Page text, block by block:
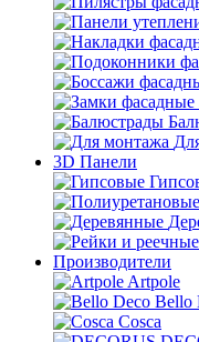
3D Панели
Производители
Artpole
Bello
Cosca